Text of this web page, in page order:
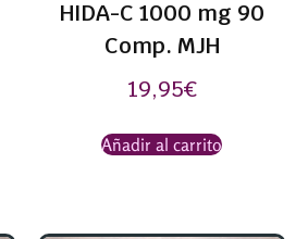
HIDA-C 1000 mg 90
Comp. MJH
19,95€
Añadir al carrito